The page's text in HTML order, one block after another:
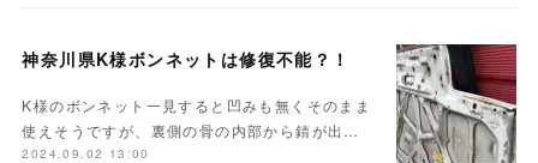
神奈川県K様ボンネットは修復不能？！
K様のボンネット一見すると凹みも無くそのまま
使えそうですが、裏側の骨の内部から錆が出…
2024.09.02 13:00